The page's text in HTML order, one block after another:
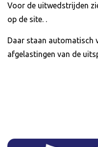
Voor de uitwedstrijden
op de site. .
Daar staan automatisch
afgelastingen van de